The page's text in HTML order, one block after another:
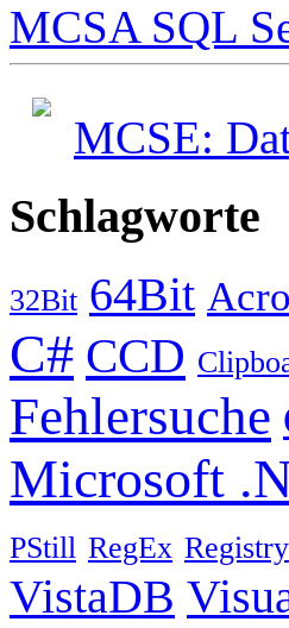
MCSA SQL
MCSE:
Schlagworte
32Bit 64Bit
C# CCD
Fehlersuche
Microsoft
PStill RegEx Registry
VistaDB